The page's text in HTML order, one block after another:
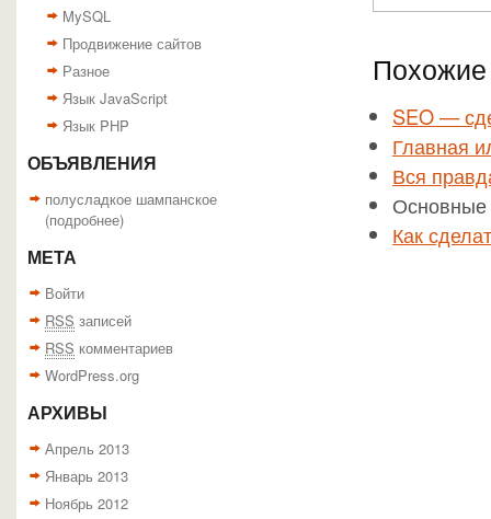
MySQL
Продвижение сайтов
Разное
Язык JavaScript
Язык PHP
ОБЪЯВЛЕНИЯ
полусладкое шампанское
(подробнее)
МЕТА
Войти
RSS записей
RSS комментариев
WordPress.org
АРХИВЫ
Апрель 2013
Январь 2013
Ноябрь 2012
Похожие
SEO —
Главная
Вся
Основные
Как